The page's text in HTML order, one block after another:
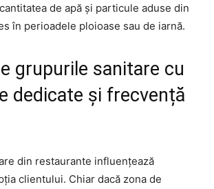
de apă și particule aduse din
în perioadele ploioase sau de iarnă.
grupurile sanitare cu
dedicate și frecvență
din restaurante influențează
clientului. Chiar dacă zona de